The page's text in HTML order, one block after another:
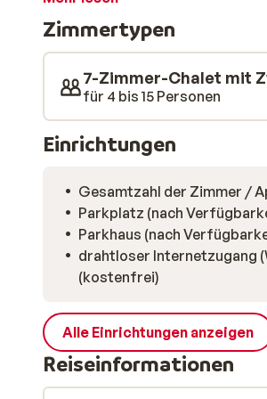
entdecken. Am gemütlichen
doppelt so gut. Danach vielleicht
Balkon oder eine Terrasse. Hier
Tag können Sie in der Sauna
besuchen. Nach ca. fünf
Zimmertypen
7-Zimmer-Chalet mit
für 4 bis 15 Personen
Einrichtungen
Gesamtzahl der Zimmer /
Parkplatz (nach
Parkhaus (nach
drahtloser Internetzugang (WLAN)
(kostenfrei)
Alle Einrichtungen anzeigen
Reiseinformationen